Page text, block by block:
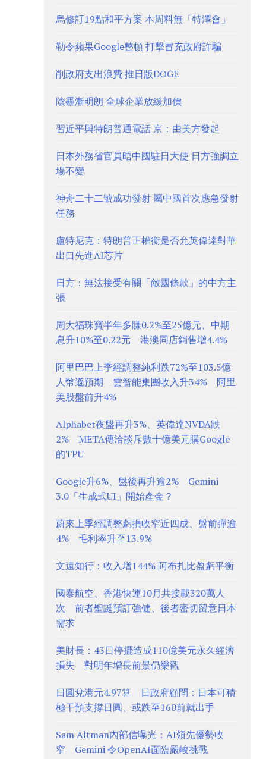
烏修訂19點和平方案 本周料無「特澤會」
勒令蘋果Google整頓 打擊冒充政府詐騙
削政府支出浪費 推日版DOGE
陰霾漸明朗 全球企業放緩加價
習近平與特朗普通電話 京：由美方發起
日本外務省官員晤中國駐日大使 日方強調立
場不變
神舟二十二號成功發射 屬中國首次應急發射
任務
盧特尼克：特朗普正權衡是否允英偉達對華
出口先進AI芯片
日方：無法接受有關「敵國條款」的中方主
張
周大福珠寶半年多賺0.2%至25億元、中期
息升10%至0.22元 港澳同店銷售增4.4%
阿里巴巴上季經調整純利跌72%至103.5億
人幣遜預期 雲智能集團收入升34% 阿里
美股盤前升4%
Alphabet夜盤再升3%、英偉達NVDA跌
2% META傳洽談斥數十億美元購Google
的TPU
Google升6%、盤後再升逾2% Gemini
3.0「生成式UI」開始產金？
蔚來上季經調整虧損收窄近四成、盤前彈逾
4% 毛利率升至13.9%
文遠知行：收入增144% 阿布扎比盈虧平衡
國泰航空、香港快運10月共接載320萬人
次 前者聖誕預訂強健、後者密切留意日本
需求
美財長：43日停擺造成110億美元永久經濟
損失 對明年增長前景仍樂觀
日圓兌港元4.97算 日政府顧問：日本可積
極干預支撐日圓、或跌至160前就出手
Sam Altman內部信曝光：AI領先優勢收
窄 Gemini 令OpenAI面臨嚴峻挑戰